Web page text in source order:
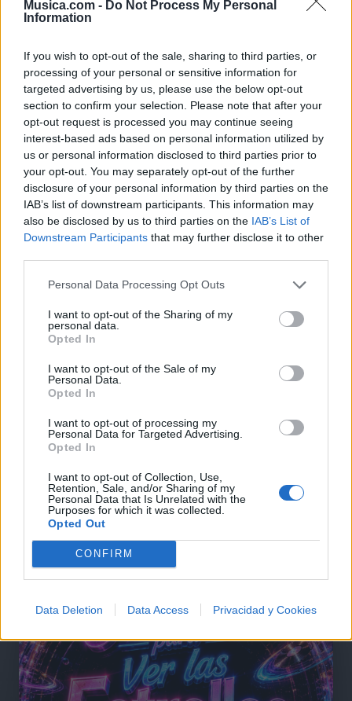
Musica.com - Do Not Process My Personal
Information
If you wish to opt-out of the sale, sharing to third parties, or
processing of your personal or sensitive information for
targeted advertising by us, please use the below opt-out
section to confirm your selection. Please note that after your
opt-out request is processed you may continue seeing
interest-based ads based on personal information utilized by
us or personal information disclosed to third parties prior to
your opt-out. You may separately opt-out of the further
disclosure of your personal information by third parties on the
IAB’s list of downstream participants. This information may
also be disclosed by us to third parties on the IAB’s List of
Downstream Participants that may further disclose it to other
Personal Data Processing Opt Outs
I want to opt-out of the Sharing of my
personal data.
Opted In
I want to opt-out of the Sale of my
Personal Data.
Opted In
I want to opt-out of processing my
Personal Data for Targeted Advertising.
Opted In
I want to opt-out of Collection, Use,
Retention, Sale, and/or Sharing of my
Personal Data that Is Unrelated with the
Purposes for which it was collected.
Opted Out
CONFIRM
Data Deletion Data Access Privacidad y Cookies
72 3
Ranking de Reyna Lucero TOP Música
Comentar Letra
Comenta o pregunta lo que desees sobre Reyna
Lucero o 'Vecina'
Comentar
@musicapuntocom